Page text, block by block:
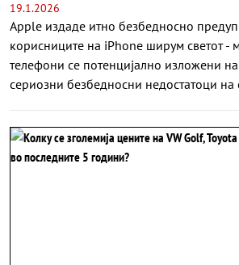
19.1.2026
Apple издаде итно безбедносно
корисниците на iPhone ширум светот -
телефони се потенцијално изложени
сериозни безбедносни недостатоци на